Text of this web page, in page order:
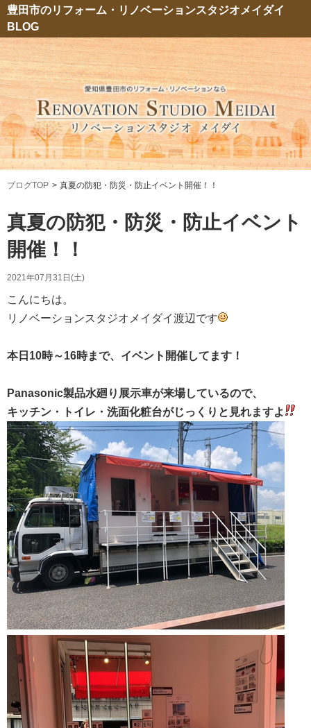
豊田市のリフォーム・リノベーションスタジオメイダイ
BLOG
ブログTOP 真夏の防犯・防災・防止イベント開催！！
真夏の防犯・防災・防止イベント
開催！！
2021年07月31日(土)
こんにちは。
リノベーションスタジオメイダイ渡辺です
本日10時～16時まで、イベント開催してます！
Panasonic製品水廻り展示車が来場しているので、
キッチン・トイレ・洗面化粧台がじっくりと見れますよ